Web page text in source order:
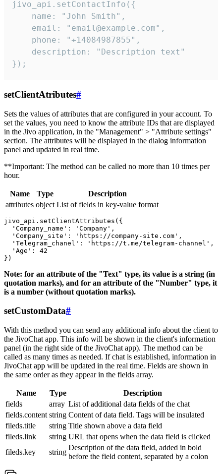
jivo_api.setContactInfo({
    name: "John Smith",
    email: "email@example.com",
    phone: "+14084987855",
    description: "Description text"
});
setClientAtributes#
Sets the values ​​of attributes that are configured in your account. To
set the values, you need to know the attribute IDs that are displayed
in the Jivo application, in the "Management" > "Attribute settings"
section. The attributes will be displayed in the dialog information
panel and updated in real time.
**Important: The method can be called no more than 10 times per
hour.
Name Type
Description
attributes object List of fields in key-value format
jivo_api.setClientAttributes({
  'Company_name': 'Company',
  'Company_site': 'https://company-site.com',
  'Telegram_chanel': 'https://t.me/telegram-channel',
  'Age': 42
Note: for an attribute of the "Text" type, its value is a string (in
quotation marks), and for an attribute of the "Number" type, it
is a number (without quotation marks).
setCustomData#
With this method you can send any additional info about the client to
the JivoChat app. This info will be shown in the client's information
panel (in the right side of the JivoChat app). The method can be
called as many times as needed. If chat is established, information in
JivoChat app will be updated in the real time. Fields are shown in
the same order as they appear in the fields array.
Name Type
Description
fields
array List of additional data fields of the chat
fields.content string Content of data field. Tags will be insulated
fileds.title
string Title shown above a data field
fileds.link
string URL that opens when the data field is clicked
fileds.key
string
Description of the data field, added in bold
before the field content, separated by a colon